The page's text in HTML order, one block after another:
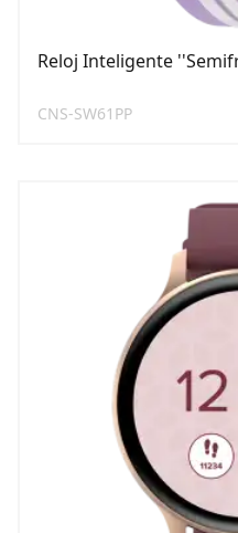
Reloj Inteligente
CNS-SW61PP